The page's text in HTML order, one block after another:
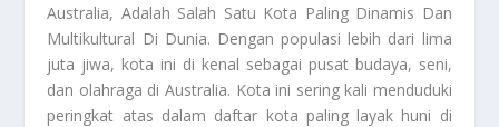
Australia, Adalah Salah Satu Kota Paling Dinamis Dan
Multikultural Di Dunia. Dengan populasi lebih dari lima
juta jiwa, kota ini di kenal sebagai pusat budaya, seni,
dan olahraga di Australia. Kota ini sering kali menduduki
peringkat atas dalam daftar kota paling layak huni di